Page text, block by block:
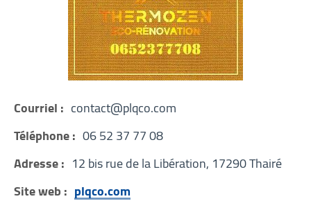
Courriel : contact@plqco.com
Téléphone : 06 52 37 77 08
Adresse : 12 bis rue de la Libération, 17290 Thairé
Site web : plqco.com